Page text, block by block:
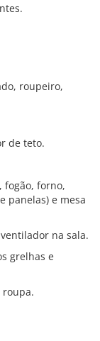
roupeiro,
de teto.
fogão, forno,
panelas) e mesa
na sala.
grelhas e
roupa.